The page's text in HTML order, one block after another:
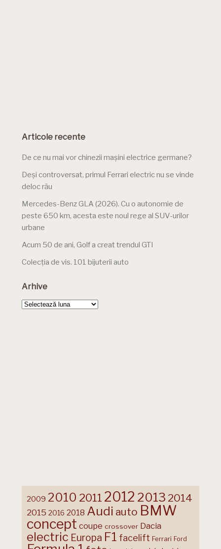
Articole recente
De ce nu mai vor chinezii mașini electrice germane?
Deși controversat, primul Ferrari electric nu se vinde
deloc rău
Mercedes-Benz GLA (2026). Cu o autonomie de
peste 650 km, acesta este noul rege al SUV-urilor
urbane
Acum 50 de ani, Golf a creat trendul GTI
Colecția de vis. 101 bijuterii auto
Arhive
Arhive
2009 2010 2011 2012 2013 2014
2015 2016 2018 Audi auto BMW
concept coupe crossover Dacia
electric Europa F1 facelift Ferrari Ford